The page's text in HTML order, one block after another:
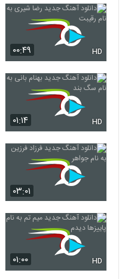
۰۰:۴۹ HD
۰۱:۱۴ HD
۰۳:۰۱
۰۱:۰۰ HD